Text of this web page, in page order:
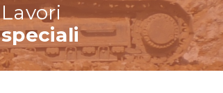
Lavori
speciali